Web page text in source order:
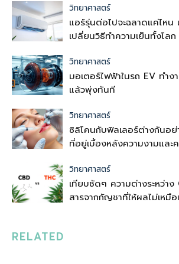
วิทยาศาสตร์
แอร์รุ่นต่อไปจะฉลาดแค่ไหน
เปลี่ยนวิธีทำความเย็นทั้งโลก
วิทยาศาสตร์
มอเตอร์ไฟฟ้าในรถ EV ทำง
แล้วพุ่งทันที
วิทยาศาสตร์
ซิลิโคนกับฟิลเลอร์ต่างกันอย่
ที่อยู่เบื้องหลังความงามและ
วิทยาศาสตร์
เทียบชัดๆ ความต่างระหว่าง
สารจากกัญชาที่ให้ผลไม่เหมื
RELATED